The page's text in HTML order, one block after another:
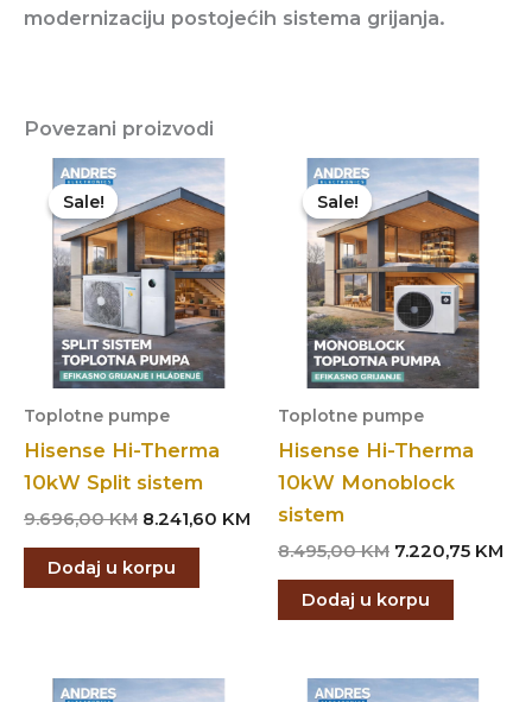
modernizaciju postojećih sistema grijanja.
Povezani proizvodi
Sale!
Sale!
Toplotne pumpe
Hisense Hi-Therma
10kW Split sistem
9.696,00KM Original
was:
9.696,00 KM.
8.241,60 KM Current
price
8.241,60 KM.
Dodaj u korpu
Sale!
Sale!
Toplotne pumpe
Hisense Hi-Therma
10kW Monoblock
sistem
8.495,00KM Original
was:
8.495,00 KM.
7.220,75 KM
Dodaj u korpu